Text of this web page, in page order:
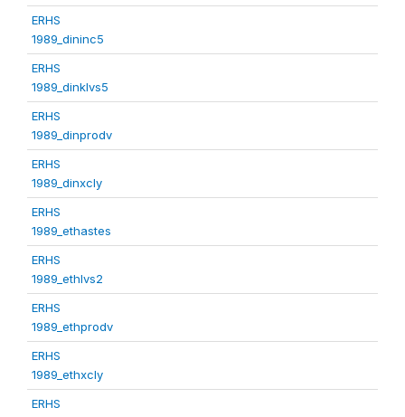
ERHS
1989_dininc5
ERHS
1989_dinklvs5
ERHS
1989_dinprodv
ERHS
1989_dinxcly
ERHS
1989_ethastes
ERHS
1989_ethlvs2
ERHS
1989_ethprodv
ERHS
1989_ethxcly
ERHS